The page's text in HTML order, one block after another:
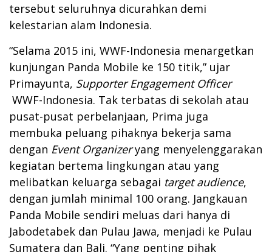
tersebut seluruhnya dicurahkan demi
kelestarian alam Indonesia.
“Selama 2015 ini, WWF-Indonesia menargetkan
kunjungan Panda Mobile ke 150 titik,” ujar
Primayunta, Supporter Engagement Officer
WWF-Indonesia. Tak terbatas di sekolah atau
pusat-pusat perbelanjaan, Prima juga
membuka peluang pihaknya bekerja sama
dengan Event Organizeryang menyelenggarakan
kegiatan bertema lingkungan atau yang
melibatkan keluarga sebagai target audience,
dengan jumlah minimal 100 orang. Jangkauan
Panda Mobile sendiri meluas dari hanya di
Jabodetabek dan Pulau Jawa, menjadi ke Pulau
Sumatera dan Bali. “Yang penting pihak